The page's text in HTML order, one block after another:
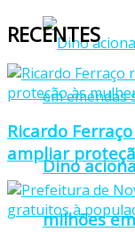
Dino
milhões
RECENTES
Ricardo
ampliar